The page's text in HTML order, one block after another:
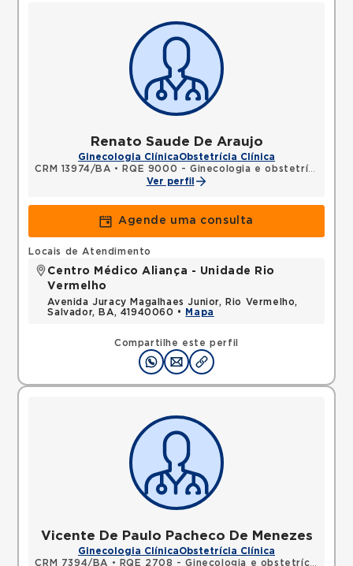
Renato Saude De Araujo
Ginecologia ClínicaObstetrícia Clínica
CRM 13974/BA •
RQE 9000 - Ginecologia e obstetrícia
Ver perfil
Agende uma consulta
Compartilhe este perfil
Locais de Atendimento
Centro Médico Aliança - Unidade Rio
Vermelho
Avenida Juracy Magalhaes Junior, Rio Vermelho,
Salvador, BA, 41940060 •
Mapa
Vicente De Paulo Pacheco De Menezes
Ginecologia ClínicaObstetrícia Clínica
CRM 7394/BA • RQE 2708 - Ginecologia e obstetrícia